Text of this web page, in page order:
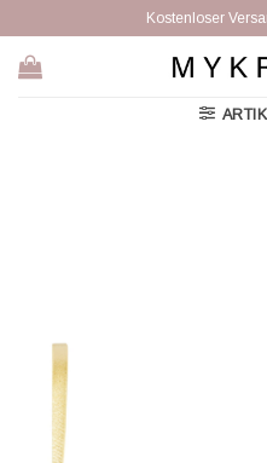
Inhalt
springen
Kostenloser